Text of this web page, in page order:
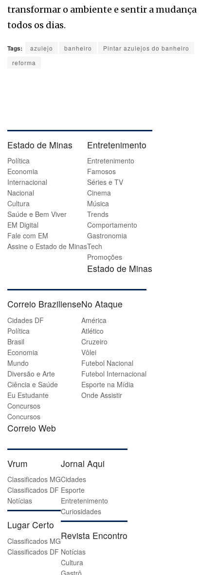
transformar o ambiente e sentir a mudança
todos os dias.
Tags: azulejo banheiro
Pintar azulejos do banheiro
reforma
Estado de Minas
Política
Economia
Internacional
Nacional
Cultura
Saúde e Bem Viver
EM Digital
Fale com EM
Assine o Estado de Minas
Entretenimento
Entretenimento
Famosos
Séries e TV
Cinema
Música
Trends
Comportamento
Gastronomia
Tech
Promoções
Estado de Minas
Correio Braziliense
Cidades DF
Política
Brasil
Economia
Mundo
Diversão e Arte
Ciência e Saúde
Eu Estudante
Concursos
Concursos
Correio Web
No Ataque
América
Atlético
Cruzeiro
Vôlei
Futebol Nacional
Futebol Internacional
Esporte na Mídia
Onde Assistir
Vrum
Classificados MG
Classificados DF
Notícias
Lugar Certo
Classificados MG
Classificados DF
Jornal Aqui
Cidades
Esporte
Entretenimento
Curiosidades
Revista Encontro
Notícias
Cultura